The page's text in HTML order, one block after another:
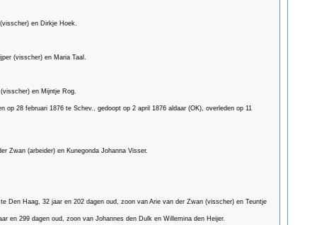
en Dirkje Hoek.
(visscher) en Maria Taal.
en Mijntje Rog.
28 februari 1876 te Schev., gedoopt op 2 april 1876 aldaar (OK), overleden op 11
Zwan (arbeider) en Kunegonda Johanna Visser.
Den Haag, 32 jaar en 202 dagen oud, zoon van Arie van der Zwan (visscher) en Teuntje
en 299 dagen oud, zoon van Johannes den Dulk en Willemina den Heijer.